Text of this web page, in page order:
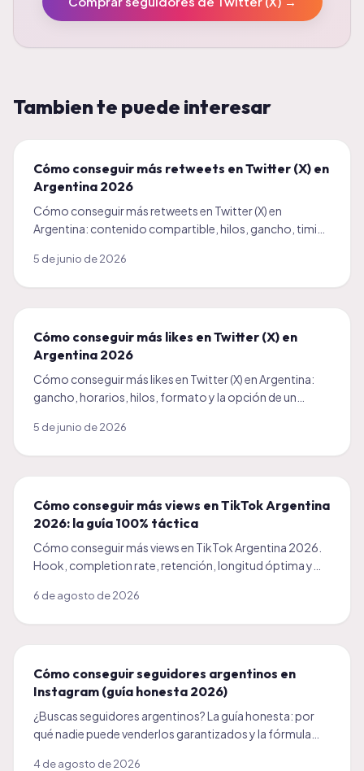
Tambien te puede interesar
Cómo conseguir más retweets en Twitter (X) en
Argentina 2026
Cómo conseguir más retweets en Twitter (X) en
Argentina: contenido compartible, hilos, gancho, timing
5 de junio de 2026
Cómo conseguir más likes en Twitter (X) en
Argentina 2026
Cómo conseguir más likes en Twitter (X) en Argentina:
gancho, horarios, hilos, formato y la opción de un
5 de junio de 2026
Cómo conseguir más views en TikTok Argentina
2026: la guía 100% táctica
Cómo conseguir más views en TikTok Argentina 2026.
Hook, completion rate, retención, longitud óptima y
6 de agosto de 2026
Cómo conseguir seguidores argentinos en
Instagram (guía honesta 2026)
¿Buscas seguidores argentinos? La guía honesta: por
qué nadie puede venderlos garantizados y la fórmula
4 de agosto de 2026